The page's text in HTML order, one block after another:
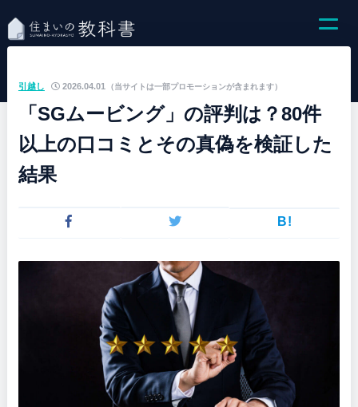
（当サイトは一部プロモーションが含まれます）
引越し 2026.04.01
「SGムービング」の評判は？80件
以上の口コミとその真偽を検証した
結果
B!